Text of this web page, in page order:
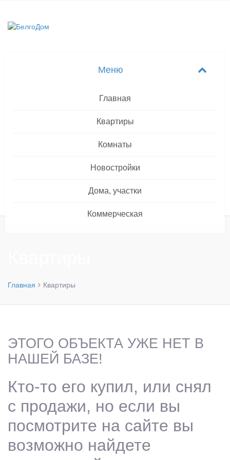
Главная
Квартиры
Комнаты
Новостройки
Дома, участки
Коммерческая
Главная Квартиры
ЭТОГО ОБЪЕКТА УЖЕ НЕТ В
НАШЕЙ БАЗЕ!
Кто-то его купил, или снял
с продажи, но если вы
посмотрите на сайте вы
возможно найдете